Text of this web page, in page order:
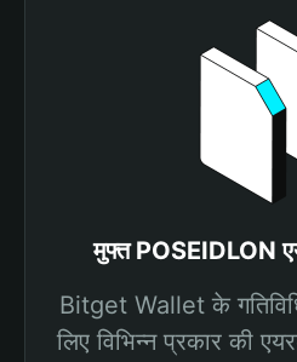
मुफ्त POSEIDLON
Bitget Wallet के
लिए विभिन्न प्रकार की